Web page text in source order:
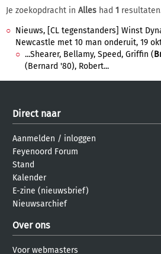
Je zoekopdracht in Alles had 1
Nieuws, [CL tegenstanders] Winst
Newcastle met 10 man onderuit, 19
...Shearer, Bellamy, Speed, Griffin (
(Bernard '80), Robert...
Direct naar
Aanmelden / inloggen
Feyenoord Forum
Stand
Kalender
E-zine (nieuwsbrief)
Nieuwsarchief
Over ons
Voor webmasters